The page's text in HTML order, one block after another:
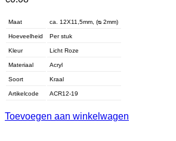
Maat ca. 12X11,5mm, (ᴓ 2mm)
Hoeveelheid Per stuk
Kleur Licht Roze
Materiaal Acryl
Soort Kraal
Artikelcode ACR12-19
Toevoegen aan winkelwagen